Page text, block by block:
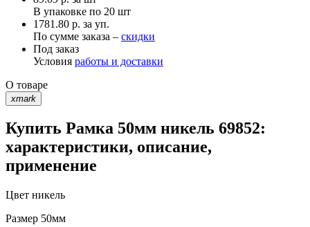
В упаковке по 20 шт
1781.80 р. за уп.
По сумме заказа – скидки
Под заказ
Условия работы и доставки
О товаре
xmark
Купить Рамка 50мм никель 69852:
характеристики, описание,
применение
Цвет никель
Размер 50мм